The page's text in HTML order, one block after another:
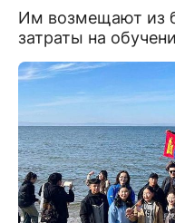
Им возмещают из
затраты на